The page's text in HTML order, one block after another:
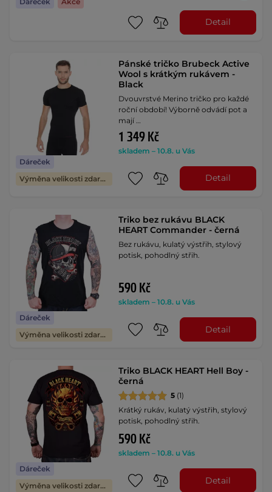
Detail
Dáreček
Výměna velikosti zdarma
Pánské tričko Brubeck Active
Wool s krátkým rukávem -
Black
Dvouvrstvé Merino tričko pro každé
roční období! Výborně odvádí pot a
mají …
1 349 Kč
skladem – 10.8. u Vás
Detail
Dáreček
Výměna velikosti zdarma
Triko bez rukávu BLACK
HEART Commander - černá
Bez rukávu, kulatý výstřih, stylový
potisk, pohodlný střih.
590 Kč
skladem – 10.8. u Vás
Detail
Dáreček
Výměna velikosti zdarma
Triko BLACK HEART Hell Boy -
černá
5 (1)
Krátký rukáv, kulatý výstřih, stylový
potisk, pohodlný střih.
590 Kč
skladem – 10.8. u Vás
Detail